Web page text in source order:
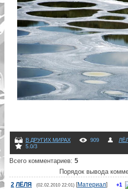
В ДРУГИХ МИРАХ 909
5.0/3
Всего комментариев: 5
Порядок вывода
+1
2 ЛЁЛЯ (02.02.2010 22:01)[Материал]